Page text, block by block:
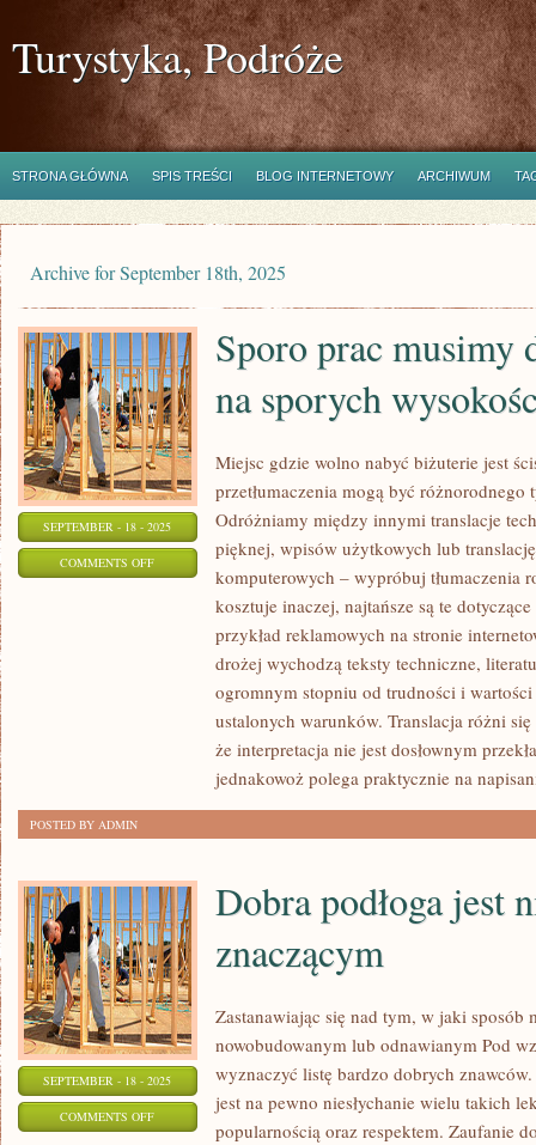
Turystyka, Podróże
STRONA GŁÓWNA SPIS TREŚCI BLOG INTERNETOWY ARCHIWUM
Archive for September 18th, 2025
SEPTEMBER - 18 - 2025
COMMENTS OFFON
Sporo prac musimy
na sporych
Miejsc gdzie wolno nabyć biżuterie jest
przetłumaczenia mogą być
Odróżniamy między innymi translacje
pięknej, wpisów użytkowych lub
komputerowych – wypróbuj tłumaczenia
kosztuje inaczej, najtańsze są te
przykład reklamowych na stronie
drożej wychodzą teksty techniczne,
ogromnym stopniu od trudności i
ustalonych warunków. Translacja różni
że interpretacja nie jest dosłownym
jednakowoż polega praktycznie na
POSTED BY ADMIN
SEPTEMBER - 18 - 2025
COMMENTS OFFON
Dobra podłoga jest
znaczącym
Zastanawiając się nad tym, w jaki sposób
nowobudowanym lub odnawianym Pod
wyznaczyć listę bardzo dobrych
jest na pewno niesłychanie wielu takich
popularnością oraz respektem. Zaufanie